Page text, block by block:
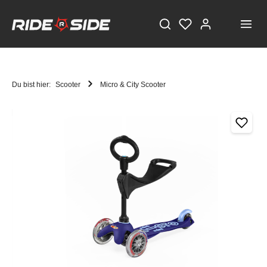
Du bist hier: Scooter Micro & City Scooter